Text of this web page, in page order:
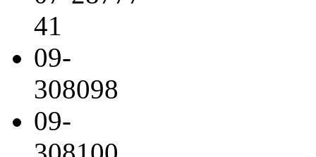
41
09-
308098
09-